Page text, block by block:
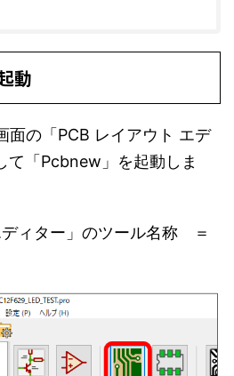
動
面の「PCB レイアウト エデ
て「Pcbnew」を起動しま
ディター」のツール名称 ＝